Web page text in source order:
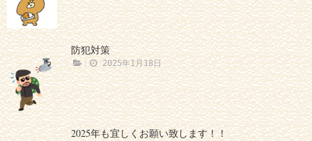
防犯対策
2025年1月18日
2025年も宜しくお願い致します！！